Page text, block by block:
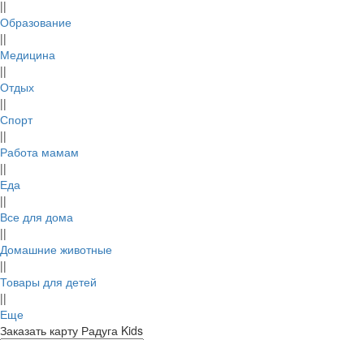
Золотое яблоко
2.88%
cashback
||
Образование
||
Медицина
||
Отдых
||
Спорт
||
Работа мамам
||
Еда
||
Все для дома
||
Домашние животные
||
Товары для детей
||
Еще
Заказать карту Радуга Kids